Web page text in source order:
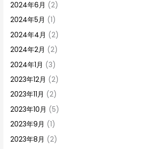
2024年6月 (2)
2024年5月 (1)
2024年4月 (2)
2024年2月 (2)
2024年1月 (3)
2023年12月 (2)
2023年11月 (2)
2023年10月 (5)
2023年9月 (1)
2023年8月 (2)